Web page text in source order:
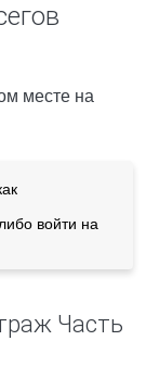
месте на
либо войти на
Часть